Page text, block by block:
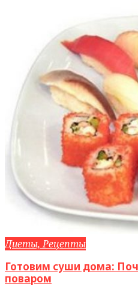
Диеты, Рецепты
Готовим суши дома:
поваром